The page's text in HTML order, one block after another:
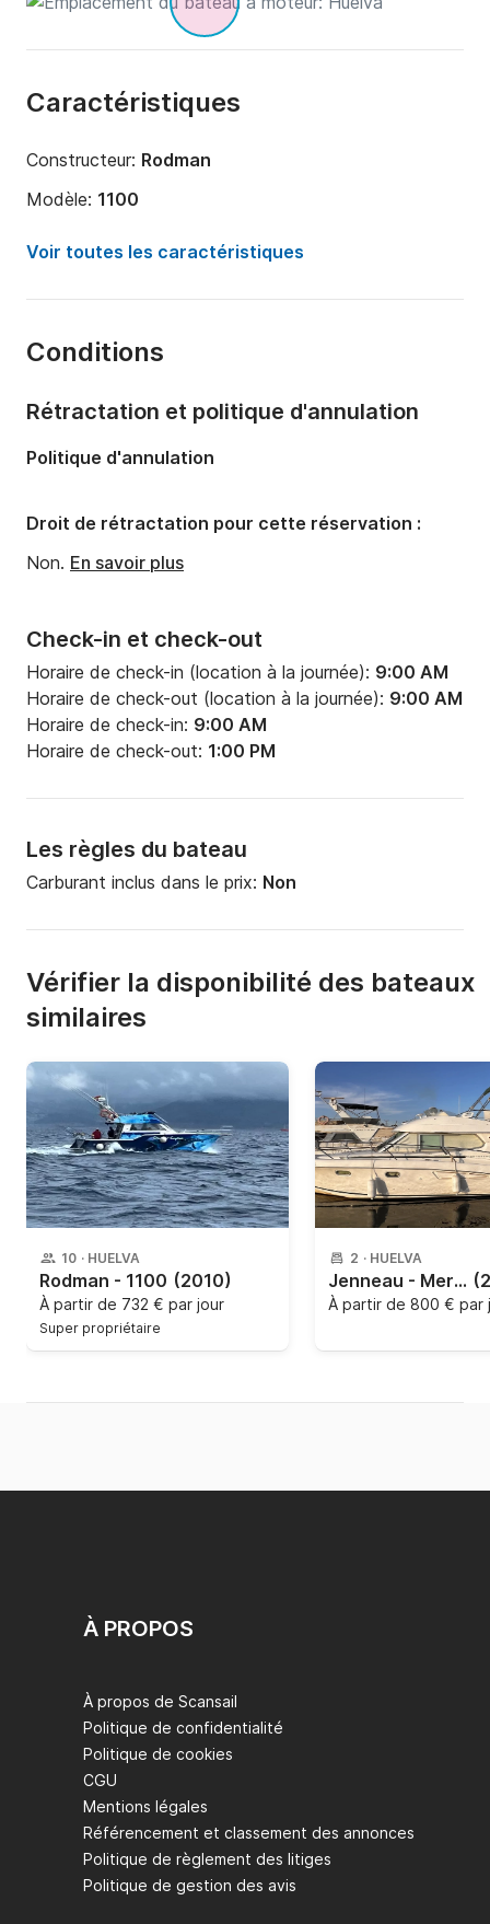
Caractéristiques
Constructeur: Rodman
Modèle: 1100
Puissance moteur:
520cv
Capacité à bord:
Nombre de cabines:
Voir toutes les caractéristiques
Conditions
Check-in et check-out
Horaire de check-in (location à la journée): 9:00 AM
Horaire de check-out (location à la journée): 9:00 AM
Horaire de check-in: 9:00 AM
Horaire de check-out: 1:00 PM
Les règles du bateau
Carburant inclus dans le prix: Non
Rétractation et politique d'annulation
Politique d'annulation
Droit de rétractation pour cette réservation :
Non. En savoir plus
Vérifier la disponibilité des bateaux
similaires
10 · HUELVA
Rodman - 1100 (2010)
À partir de 732 € par jour
Super propriétaire
2 · HUELVA
Jenneau - Merry Fisher 925 Fly
À partir de 800 € par
À PROPOS
À propos de Scansail
Politique de confidentialité
Politique de cookies
CGU
Mentions légales
Référencement et classement des annonces
Politique de règlement des litiges
Politique de gestion des avis